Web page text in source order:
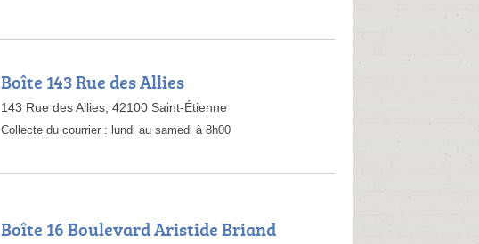
Boîte 143 Rue des Allies
143 Rue des Allies, 42100 Saint-Étienne
Collecte du courrier : lundi au samedi à 8h00
Boîte 16 Boulevard Aristide Briand